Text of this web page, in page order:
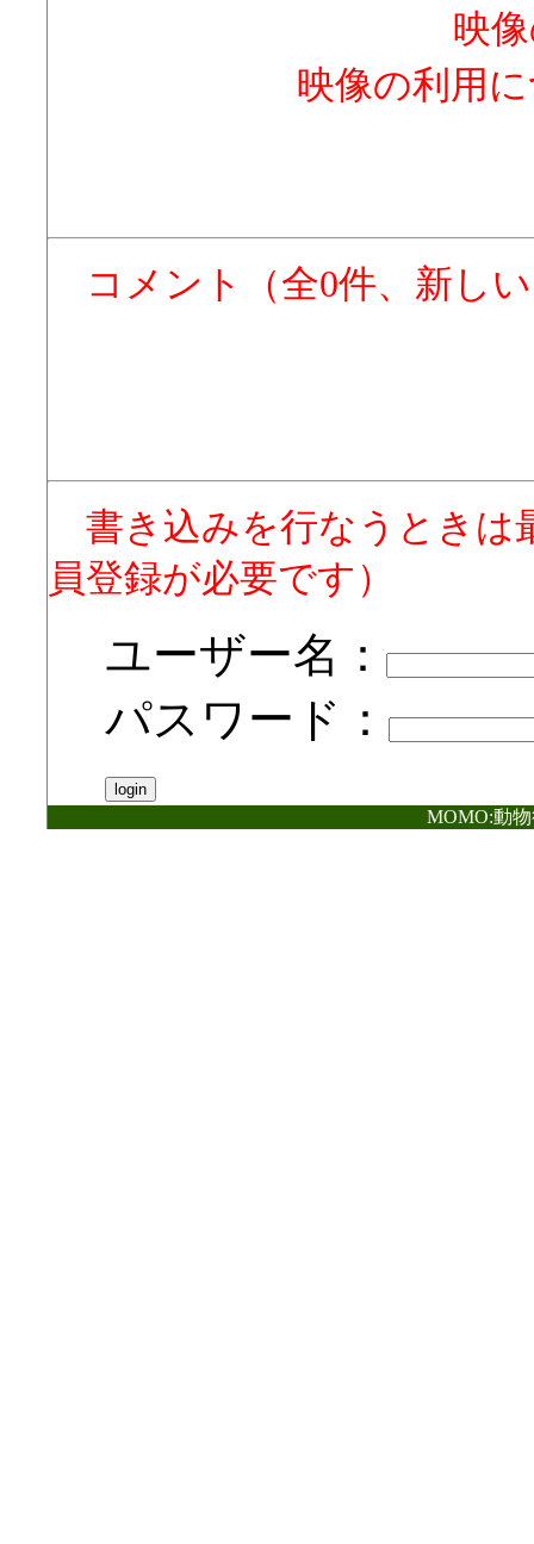
映
映像の利用
コメント（全0件、新し
書き込みを行なうときは
員登録が必要です）
ユーザー名：
パスワード：
MOMO:動